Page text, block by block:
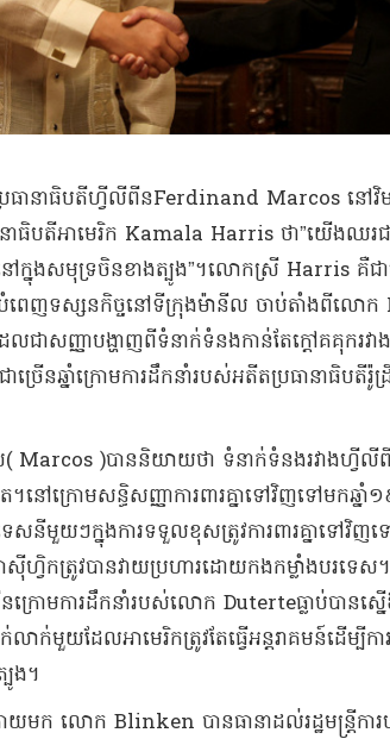
ធានាធិបតី​ហ្វីលីពីន​Ferdinand Marcos នៅ​វិម
បតី​អាមេរិក Kamala Harris ថា​”​យើង​ឈរ​ជា
ធ​នៅក្នុង​សមុទ្រ​ចិន​ខាងត្បូង​”​។​លោកស្រី Harris គឺជា​
ពេញ​ទស្សនកិច្ច​នៅ​ទីក្រុង​ម៉ានីល ចាប់តាំងពី​លោក
ា​សញ្ញា​បង្ហាញ​ពី​ទំនាក់ទំនង​កាន់តែ​ក្តៅគគុក​រវាង​
ច្រើន​ឆ្នាំ​ក្រោម​ការដឹកនាំ​របស់​អតីត​ប្រធានាធិបតី​
Marcos )​បាន​និយាយថា ទំនាក់ទំនង​រវាង​ហ្វីលី
។​នៅក្រោម​សន្ធិសញ្ញា​ការពារ​គ្នា​ទៅវិញទៅមក​ឆ្ន
រទេស​នីមួយៗ​ក្នុងការ​ទទួលខុសត្រូវ​ការពារ​គ្នា​ទៅ
ស៊ីហ្វិក​ត្រូវបាន​វាយប្រហារ​ដោយ​កងកម្លាំង​បរ
ពីន​ក្រោម​ការដឹកនាំ​របស់លោក Duterte​ធ្លាប់បាន​ស្
ក់លាក់​មួ​យ​ដែល​អាមេរិក​ត្រូវតែ​ធ្វើ​អន្តរាគមន៍​ដើម្បី​
ង​។
យមក លោក Blinken បាន​ធានា​ដល់​រដ្ឋមន្ត្រីក